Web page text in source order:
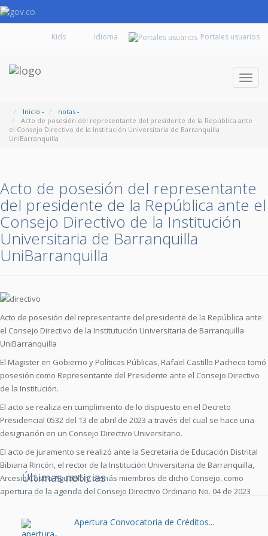
Kids Portales usuarios
Inicio - notas -
Acto de posesión del representante del presidente de la República ante
el Consejo Directivo de la Institución Universitaria de Barranquilla
UniBarranquilla
Acto de posesión del representante
del presidente de la República ante el
Consejo Directivo de la Institución
Universitaria de Barranquilla
UniBarranquilla
Acto de posesión del representante del presidente de la República ante
el Consejo Directivo de la Institutución Universitaria de Barranquilla
UniBarranquilla
El Magister en Gobierno y Políticas Públicas, Rafael Castillo Pacheco tomó
posesión como Representante del Presidente ante el Consejo Directivo
de la Institución.
El acto se realiza en cumplimiento de lo dispuesto en el Decreto
Presidencial 0532 del 13 de abril de 2023 a través del cual se hace una
designación en un Consejo Directivo Universitario.
El acto de juramento se realizó ante la Secretaria de Educación Distrital
Bibiana Rincón, el rector de la Institución Universitaria de Barranquilla,
Arcesio Castro Agudelo y demás miembros de dicho Consejo, como
apertura de la agenda del Consejo Directivo Ordinario No. 04 de 2023
Últimas noticias
Apertura Convocatoria de Créditos...